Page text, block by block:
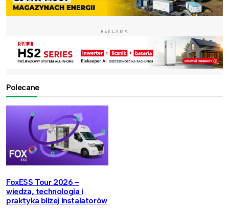
REKLAMA
Polecane
FoxESS Tour 2026 -
wiedza, technologia i
praktyka bliżej instalatorów